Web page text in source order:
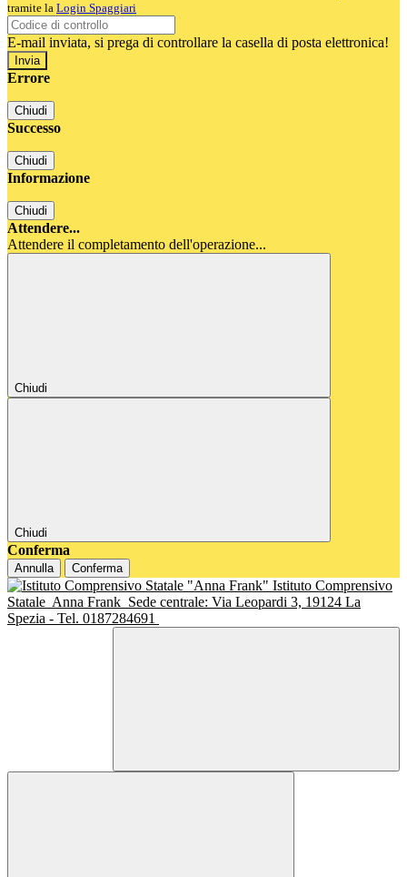
tramite la Login Spaggiari
E-mail inviata, si prega di controllare la casella di posta elettronica!
Errore
Chiudi
Successo
Chiudi
Informazione
Chiudi
Attendere...
Attendere il completamento dell'operazione...
Chiudi
Chiudi
Conferma
Annulla Conferma
Istituto Comprensivo
Statale Anna Frank Sede centrale: Via Leopardi 3, 19124 La
Spezia - Tel. 0187284691